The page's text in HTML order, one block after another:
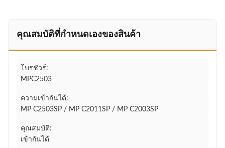
คุณสมบัติที่กําหนดเองของสินค้า
โบรชัวร์:
MPC2503
ความเข้ากันได้:
MP C2503SP / MP C2011SP / MP C2003SP
คุณสมบัติ:
เข้ากันได้